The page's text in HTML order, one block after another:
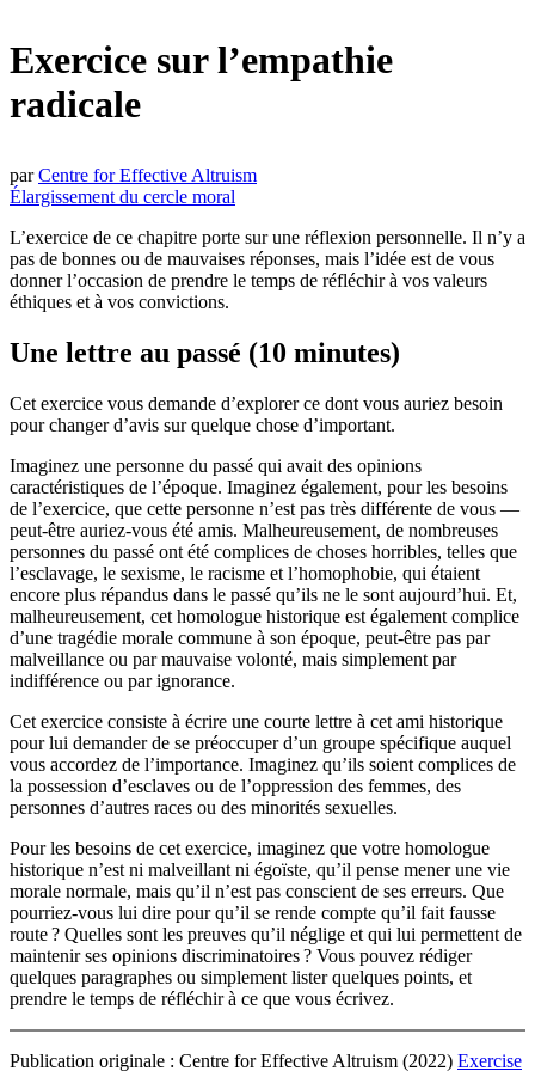
Exercice sur l’empathie
radicale
par Centre for Effective Altruism
Élargissement du cercle moral
L’exercice de ce chapitre porte sur une réflexion personnelle. Il n’y a
pas de bonnes ou de mauvaises réponses, mais l’idée est de vous
donner l’occasion de prendre le temps de réfléchir à vos valeurs
éthiques et à vos convictions.
Une lettre au passé (10 minutes)
Cet exercice vous demande d’explorer ce dont vous auriez besoin
pour changer d’avis sur quelque chose d’important.
Imaginez une personne du passé qui avait des opinions
caractéristiques de l’époque. Imaginez également, pour les besoins
de l’exercice, que cette personne n’est pas très différente de vous —
peut-être auriez-vous été amis. Malheureusement, de nombreuses
personnes du passé ont été complices de choses horribles, telles que
l’esclavage, le sexisme, le racisme et l’homophobie, qui étaient
encore plus répandus dans le passé qu’ils ne le sont aujourd’hui. Et,
malheureusement, cet homologue historique est également complice
d’une tragédie morale commune à son époque, peut-être pas par
malveillance ou par mauvaise volonté, mais simplement par
indifférence ou par ignorance.
Cet exercice consiste à écrire une courte lettre à cet ami historique
pour lui demander de se préoccuper d’un groupe spécifique auquel
vous accordez de l’importance. Imaginez qu’ils soient complices de
la possession d’esclaves ou de l’oppression des femmes, des
personnes d’autres races ou des minorités sexuelles.
Pour les besoins de cet exercice, imaginez que votre homologue
historique n’est ni malveillant ni égoïste, qu’il pense mener une vie
morale normale, mais qu’il n’est pas conscient de ses erreurs. Que
pourriez-vous lui dire pour qu’il se rende compte qu’il fait fausse
route ? Quelles sont les preuves qu’il néglige et qui lui permettent de
maintenir ses opinions discriminatoires ? Vous pouvez rédiger
quelques paragraphes ou simplement lister quelques points, et
prendre le temps de réfléchir à ce que vous écrivez.
Publication originale : Centre for Effective Altruism (2022) Exercise